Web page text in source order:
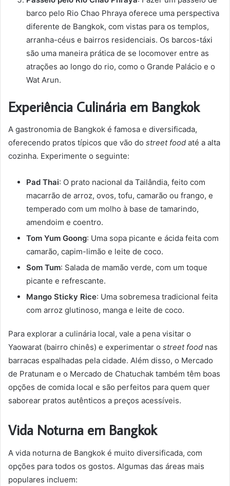
barco pelo Rio Chao Phraya oferece uma perspectiva
diferente de Bangkok, com vistas para os templos,
arranha-céus e bairros residenciais. Os barcos-táxi
são uma maneira prática de se locomover entre as
atrações ao longo do rio, como o Grande Palácio e o
Wat Arun.
Experiência Culinária em Bangkok
A gastronomia de Bangkok é famosa e diversificada,
oferecendo pratos típicos que vão do street food até a alta
cozinha. Experimente o seguinte:
Pad Thai: O prato nacional da Tailândia, feito com
macarrão de arroz, ovos, tofu, camarão ou frango, e
temperado com um molho à base de tamarindo,
amendoim e coentro.
Tom Yum Goong: Uma sopa picante e ácida feita com
camarão, capim-limão e leite de coco.
Som Tum: Salada de mamão verde, com um toque
picante e refrescante.
Mango Sticky Rice: Uma sobremesa tradicional feita
com arroz glutinoso, manga e leite de coco.
Para explorar a culinária local, vale a pena visitar o
Yaowarat (bairro chinês) e experimentar o street food nas
barracas espalhadas pela cidade. Além disso, o Mercado
de Pratunam e o Mercado de Chatuchak também têm boas
opções de comida local e são perfeitos para quem quer
saborear pratos autênticos a preços acessíveis.
Vida Noturna em Bangkok
A vida noturna de Bangkok é muito diversificada, com
opções para todos os gostos. Algumas das áreas mais
populares incluem: